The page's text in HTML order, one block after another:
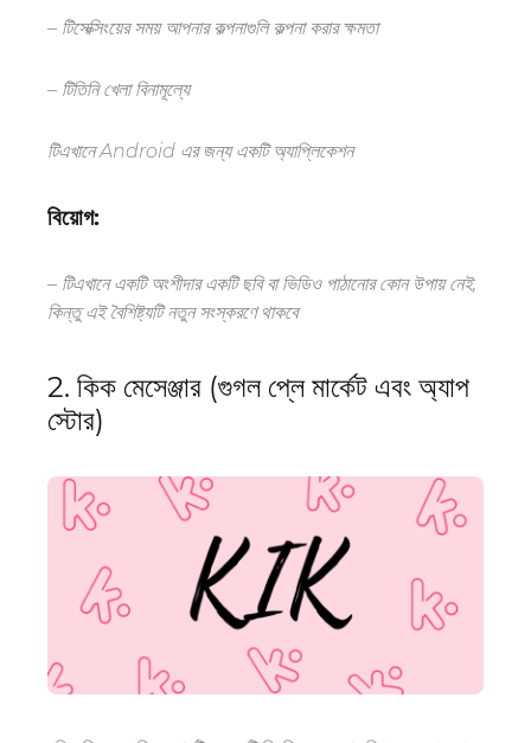
– টিসেক্সিংয়ের সময় আপনার কল্পনাগুলি কল্পনা করার ক্ষমতা
– টিতিনি খেলা বিনামূল্যে
টিএখানে Android এর জন্য একটি অ্যাপ্লিকেশন
বিয়োগ:
– টিএখানে একটি অংশীদার একটি ছবি বা ভিডিও পাঠানোর কোন উপায় নেই,
কিন্তুএই বৈশিষ্ট্যটি নতুন সংস্করণে থাকবে
2. কিক মেসেঞ্জার (গুগল প্লে মার্কেট এবং অ্যাপ
স্টোর)